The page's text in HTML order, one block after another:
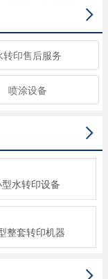

转印售后服务
喷涂设备

型水转印设备
整套转印机器